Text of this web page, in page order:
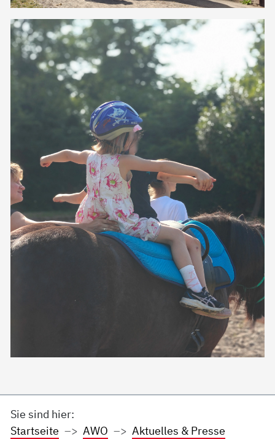
Sie sind hier:
Startseite
AWO
Aktuelles & Presse